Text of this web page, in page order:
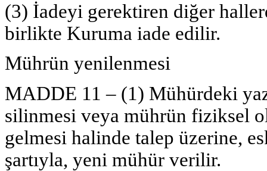
(3) İadeyi gerektiren diğer
birlikte Kuruma iade edilir.
Mührün yenilenmesi
MADDE 11 – (1) Mühürdeki
silinmesi veya mührün fiziksel
gelmesi halinde talep üzerine,
şartıyla, yeni mühür verilir.